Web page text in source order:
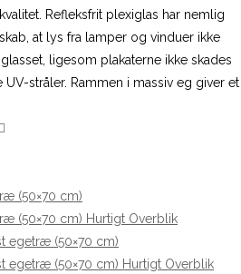
Refleksfrit plexiglas har nemlig
at lys fra lamper og vinduer ikke
ligesom plakaterne ikke skades
UV-stråler. Rammen i massiv eg giver et
Hurtigt Overblik
Hurtigt Overblik